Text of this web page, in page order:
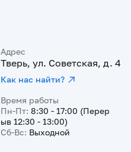
Адрес
Тверь, ул. Советская, д. 4
Как нас найти?
Время работы
Пн-Пт: 8:30 - 17:00 (Перер
ыв 12:30 - 13:00)
Сб-Вс: Выходной